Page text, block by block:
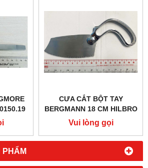
PHẨM
CƯA CẮT BỘT TAY
BERGMANN 18 CM HILBRO
24.0120.18
Vui lòng gọi